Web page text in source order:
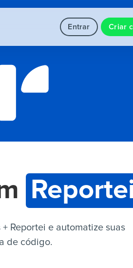
Entrar Criar
Reportei e automatize suas
de código.